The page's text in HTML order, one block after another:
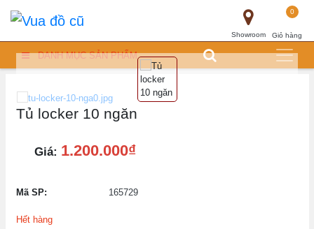
0
Giỏ hàng
Showroom
DANH MỤC SẢN PHẨM
Tủ locker 10 ngăn
Giá: 1.200.000₫
Mã SP: 165729
Hết hàng